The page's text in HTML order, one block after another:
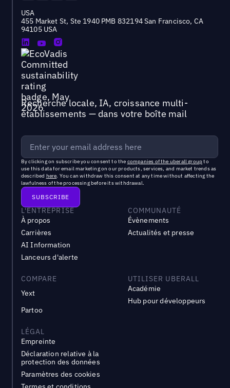
USA
455 Market St, Ste 1940 PMB 832194 San Francisco, CA
94105 USA
Recherche locale, IA, croissance multi-
établissements — dans votre boîte mail
By clicking on subscribe you consent to the companies of the uberall groupto
use this data for email marketing on our products, services, and market trends as
described here. You can withdraw this consent at any time without affecting the
lawfulness of the processing before its withdrawal.
L'ENTREPRISE
À propos
Carrières
AI Information
Lanceurs d'alerte
COMMUNAUTÉ
Évènements
Actualités et presse
COMPARE
Yext
Partoo
UTILISER UBERALL
Académie
Hub pour développeurs
LÉGAL
Empreinte
Déclaration relative à la
protection des données
Paramètres des cookies